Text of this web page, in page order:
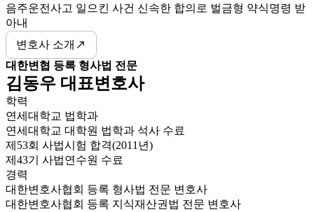
음주운전사고 일으킨 사건 신속한 합의로 벌금형 약식명령 받
아내
변호사 소개
대한변협 등록 형사법 전문
김동우 대표변호사
학력
연세대학교 법학과
연세대학교 대학원 법학과 석사 수료
제53회 사법시험 합격(2011년)
제43기 사법연수원 수료
경력
대한변호사협회 등록 형사법 전문 변호사
대한변호사협회 등록 지식재산권법 전문 변호사